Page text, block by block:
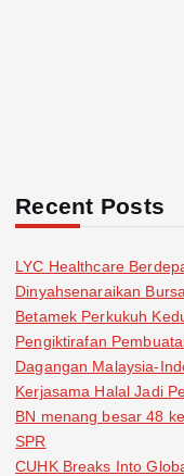
Recent Posts
LYC Healthcare
Dinyahsenaraikan
Betamek Perkukuh
Pengiktirafan
Dagangan Malaysia-
Kerjasama Halal Jadi
BN menang besar 48
SPR
CUHK Breaks Into